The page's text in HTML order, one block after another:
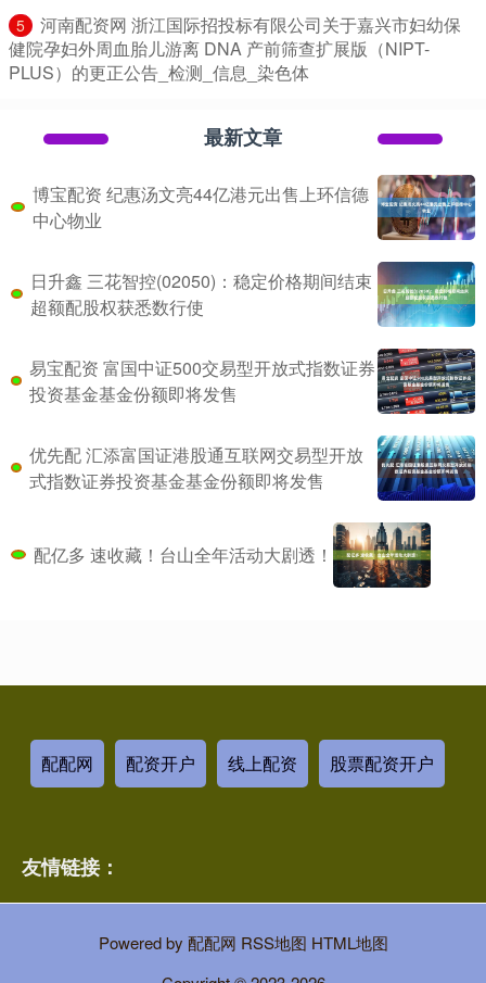
5
​河南配资网 浙江国际招投标有限公司关于嘉兴市妇幼保
健院孕妇外周血胎儿游离 DNA 产前筛查扩展版（NIPT-
PLUS）的更正公告_检测_信息_染色体
最新文章
博宝配资 纪惠汤文亮44亿港元出售上环信德
中心物业
日升鑫 三花智控(02050)：稳定价格期间结束
超额配股权获悉数行使
易宝配资 富国中证500交易型开放式指数证券
投资基金基金份额即将发售
优先配 汇添富国证港股通互联网交易型开放
式指数证券投资基金基金份额即将发售
配亿多 速收藏！台山全年活动大剧透！
配配网 配资开户 线上配资 股票配资开户
友情链接：
Powered by 配配网 RSS地图 HTML地图